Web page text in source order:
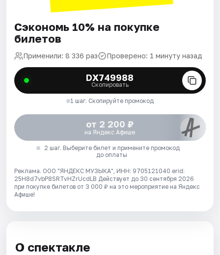
Сэкономь 10% на покупке
билетов
Применили: 8 336 раз Проверено: 1 минуту назад
DX749988
Скопировать
1 шаг. Скопируйте промокод
от 2 200 ₽
на Яндекс Афише
2 шаг. Выберите билет и примените промокод
до оплаты
Реклама. ООО "ЯНДЕКС МУЗЫКА", ИНН: 9705121040 erid:
25H8d7vbP8SRTvHZrUcdLB Действует до 30 сентября 2026
при покупке билетов от 3 000 ₽ на это мероприятие на Яндекс
Афише!
О спектакле